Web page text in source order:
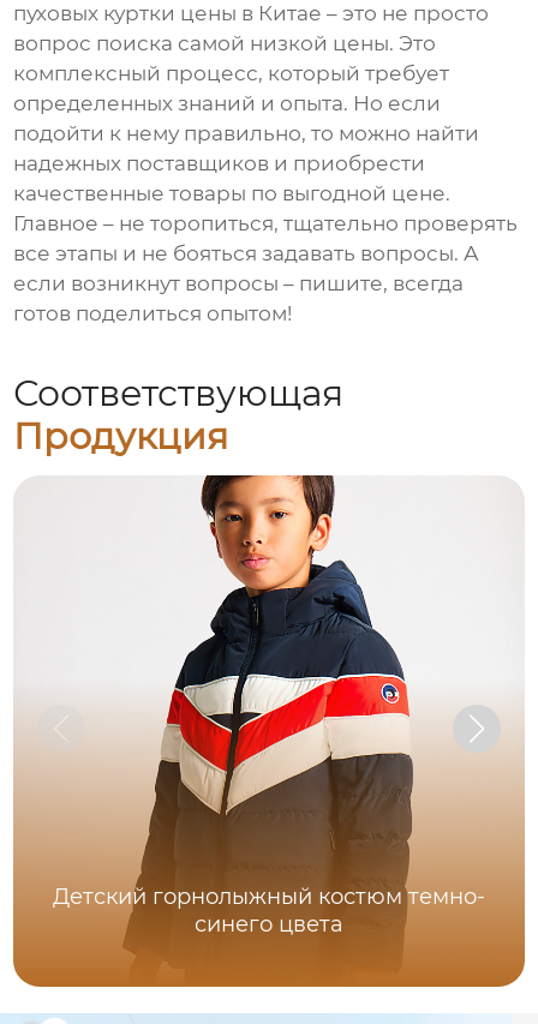
пуховых куртки цены в Китае – это не просто
вопрос поиска самой низкой цены. Это
комплексный процесс, который требует
определенных знаний и опыта. Но если
подойти к нему правильно, то можно найти
надежных поставщиков и приобрести
качественные товары по выгодной цене.
Главное – не торопиться, тщательно проверять
все этапы и не бояться задавать вопросы. А
если возникнут вопросы – пишите, всегда
готов поделиться опытом!
Соответствующая
Продукция
Детский горнолыжный костюм темно-
синего цвета